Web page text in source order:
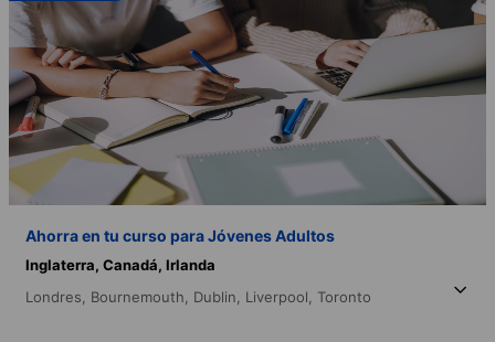
Ahorra en tu curso para Jóvenes Adultos
Inglaterra, Canadá, Irlanda
Londres, Bournemouth, Dublin, Liverpool, Toronto